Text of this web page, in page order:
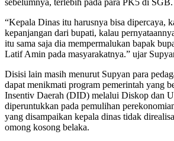
“Kepala Dinas itu harusnya bisa dipercaya,
kepanjangan dari bupati, kalau
itu sama saja dia mempermalukan bapak
Latif Amin pada masyarakatnya.” ujar
Disisi lain masih menurut Supyan para
dapat menikmati program pemerintah yang
Insentiv Daerah (DID) melalui Diskop dan
diperuntukkan pada pemulihan
yang disampaikan kepala dinas tidak
omong kosong belaka.